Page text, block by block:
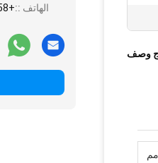
الهاتف ::+8618113764558
وصف